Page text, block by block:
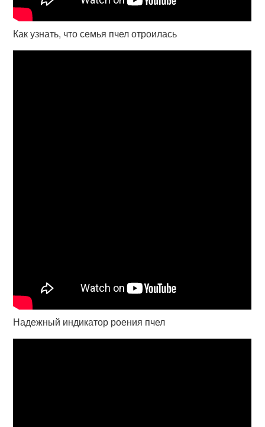
Как узнать, что семья пчел отроилась
Надежный индикатор роения пчел